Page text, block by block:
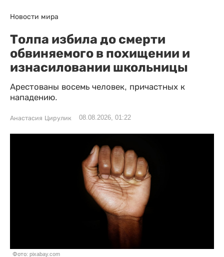
Новости мира
Толпа избила до смерти
обвиняемого в похищении и
изнасиловании школьницы
Арестованы восемь человек, причастных к
нападению.
Анастасия Цирулик 08.08.2026, 01:22
Фото: pixabay.com